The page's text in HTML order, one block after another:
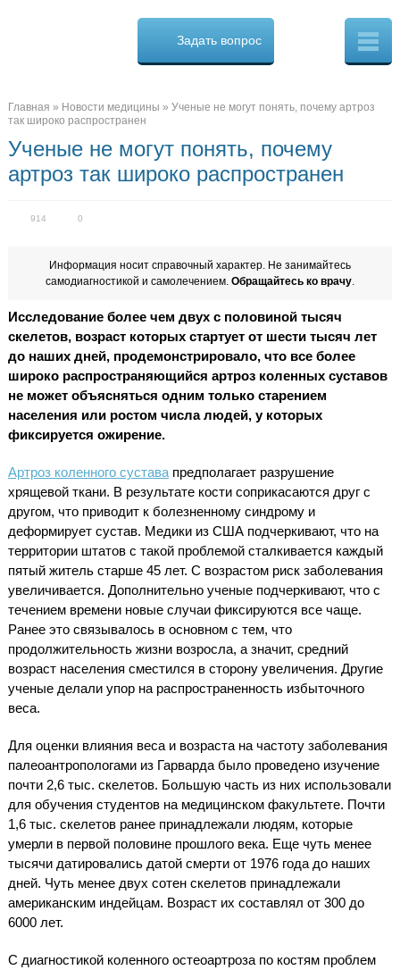
Cure.ru
в
Задать вопрос
Главная » Новости медицины » Ученые не могут понять, почему артроз
так широко распространен
Ученые не могут понять, почему
артроз так широко распространен
914 0
Информация носит справочный характер. Не занимайтесь
самодиагностикой и самолечением. Обращайтесь ко врачу.
Исследование более чем двух с половиной тысяч
скелетов, возраст которых стартует от шести тысяч лет
до наших дней, продемонстрировало, что все более
широко распространяющийся артроз коленных суставов
не может объясняться одним только старением
населения или ростом числа людей, у которых
фиксируется ожирение.
Артроз коленного суставапредполагает разрушение
хрящевой ткани. В результате кости соприкасаются друг с
другом, что приводит к болезненному синдрому и
деформирует сустав. Медики из США подчеркивают, что на
территории штатов с такой проблемой сталкивается каждый
пятый житель старше 45 лет. С возрастом риск заболевания
увеличивается. Дополнительно ученые подчеркивают, что с
течением времени новые случаи фиксируются все чаще.
Ранее это связывалось в основном с тем, что
продолжительность жизни возросла, а значит, средний
возраст населения сместился в сторону увеличения. Другие
ученые делали упор на распространенность избыточного
веса.
Для оценки влияния веса и возраста на частоту заболевания
палеоантропологами из Гарварда было проведено изучение
почти 2,6 тыс. скелетов. Большую часть из них использовали
для обучения студентов на медицинском факультете. Почти
1,6 тыс. скелетов ранее принадлежали людям, которые
умерли в первой половине прошлого века. Еще чуть менее
тысячи датировались датой смерти от 1976 года до наших
дней. Чуть менее двух сотен скелетов принадлежали
американским индейцам. Возраст их составлял от 300 до
6000 лет.
С диагностикой коленного остеоартроза по костям проблем